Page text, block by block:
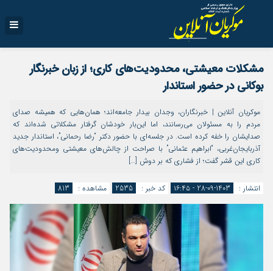
مشکلات معیشتی، محدودیت‌های کاری؛ از زبان خبرنگار
بوکانی در حضور استاندار
موکریان آنلاین | خبرنگاران، وجدان بیدار جامعه‌اند؛ همان‌هایی که همیشه صدای
مردم را به مسئولان می‌رسانند، اما این‌بار خودشان گرفتار مشکلاتی شده‌اند که
صدایشان را خفه کرده است. در جلسه‌ای با حضور دکتر “رضا رحمانی”، استاندار جدید
آذربایجان‌غربی، “ابراهیم عثمانی” با صراحت از چالش‌های معیشتی ومحدودیت‌های
کاری این قشر گفت؛ از فشاری که بر دوش […]
انتشار : 1403-09-28 - ۱۶:۴۵ کد خبر : 2535 مشاهده : 813